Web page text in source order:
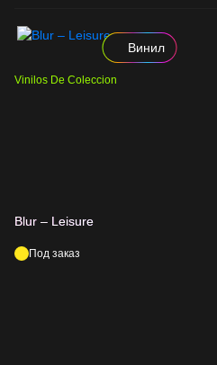
Винил
Vinilos De Coleccion
Blur – Leisure
Под заказ